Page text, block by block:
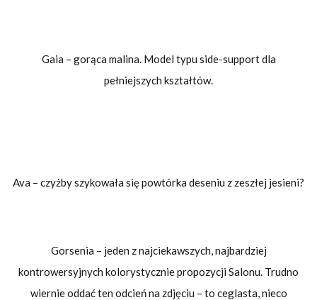
Gaia – gorąca malina. Model typu side-support dla
pełniejszych kształtów.
Ava – czyżby szykowała się powtórka deseniu z zeszłej jesieni?
Gorsenia – jeden z najciekawszych, najbardziej
kontrowersyjnych kolorystycznie propozycji Salonu. Trudno
wiernie oddać ten odcień na zdjęciu – to ceglasta, nieco